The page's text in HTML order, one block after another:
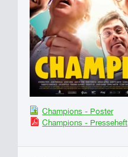
Champions - Poster
Champions - Presseheft